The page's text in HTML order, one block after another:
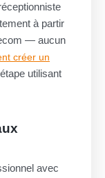
à partir
— aucun
créer un
utilisant
avec